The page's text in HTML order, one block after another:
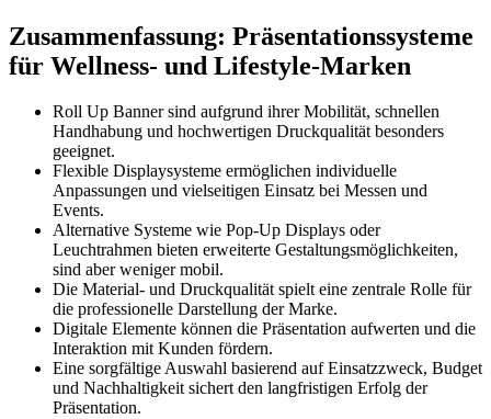
Zusammenfassung: Präsentationssysteme
für Wellness- und Lifestyle-Marken
Roll Up Banner sind aufgrund ihrer Mobilität, schnellen
Handhabung und hochwertigen Druckqualität besonders
geeignet.
Flexible Displaysysteme ermöglichen individuelle
Anpassungen und vielseitigen Einsatz bei Messen und
Events.
Alternative Systeme wie Pop-Up Displays oder
Leuchtrahmen bieten erweiterte Gestaltungsmöglichkeiten,
sind aber weniger mobil.
Die Material- und Druckqualität spielt eine zentrale Rolle für
die professionelle Darstellung der Marke.
Digitale Elemente können die Präsentation aufwerten und die
Interaktion mit Kunden fördern.
Eine sorgfältige Auswahl basierend auf Einsatzzweck, Budget
und Nachhaltigkeit sichert den langfristigen Erfolg der
Präsentation.